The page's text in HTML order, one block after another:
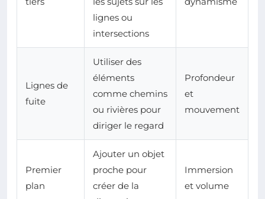
lignes ou
intersections
Lignes de
fuite
Utiliser des
éléments
comme chemins
ou rivières pour
diriger le regard
Profondeur
et
mouvement
Premier
plan
Ajouter un objet
proche pour
créer de la
Immersion
et volume